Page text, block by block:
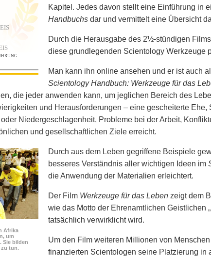
Kapitel. Jedes davon stellt eine Einführung in
Handbuchs dar und vermittelt eine Übersicht
Durch die Herausgabe des 2½-stündigen
diese grundlegenden Scientology Werkzeuge
Man kann ihn online ansehen und er ist auch
Scientology Handbuch: Werkzeuge für das
die jeder anwenden kann, um jeglichen Bereich des
und Herausforderungen – eine gescheiterte Ehe,
Niedergeschlagenheit, Probleme bei der Arbeit,
und gesellschaftlichen Ziele erreicht.
Afrika
um
Sie bilden
zu tun.
Durch aus dem Leben gegriffene Beispiele
besseres Verständnis aller wichtigen Ideen im
die Anwendung der Materialien erleichtert.
Der Film Werkzeuge für das Leben zeigt dem
wie das Motto der Ehrenamtlichen Geistlichen
tatsächlich verwirklicht wird.
Um den Film weiteren Millionen von
finanzierten Scientologen seine Platzierung in